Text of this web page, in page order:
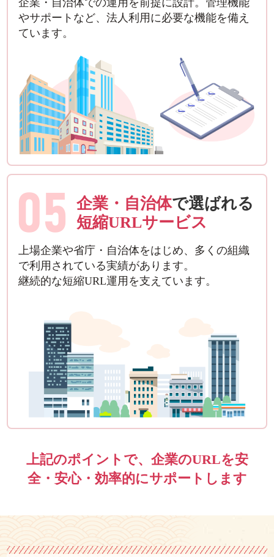
企業・自治体での運用を前提に設計。管理機能
やサポートなど、法人利用に必要な機能を備え
ています。
05 企業・自治体で選ばれる
短縮URLサービス
上場企業や省庁・自治体をはじめ、多くの組織
で利用されている実績があります。
継続的な短縮URL運用を支えています。
上記のポイントで、企業のURLを安
全・安心・効率的にサポートします